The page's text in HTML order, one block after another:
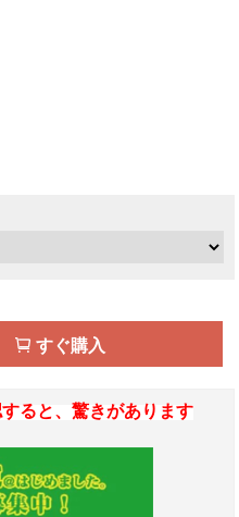
すぐ購入
ると、驚きがあります